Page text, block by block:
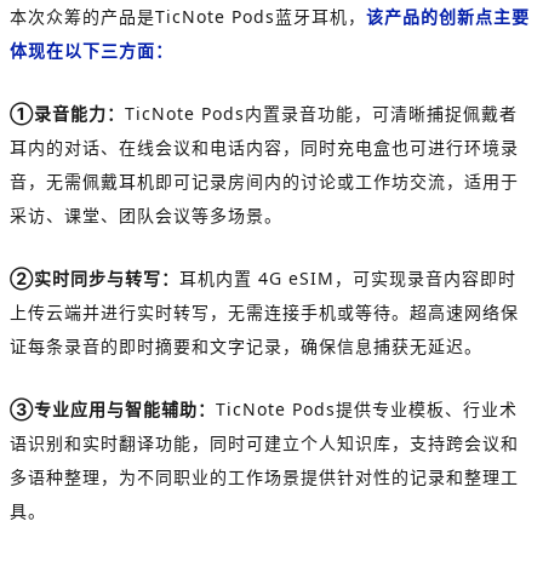
本次众筹的产品是TicNote Pods蓝牙耳机， 该产品的创新点主要
体现在以下三方面：
①录音能力： TicNote Pods内置录音功能，可清晰捕捉佩戴者
耳内的对话、在线会议和电话内容，同时充电盒也可进行环境录
音，无需佩戴耳机即可记录房间内的讨论或工作坊交流，适用于
采访、课堂、团队会议等多场景。
②实时同步与转写： 耳机内置 4G eSIM，可实现录音内容即时
上传云端并进行实时转写，无需连接手机或等待。超高速网络保
证每条录音的即时摘要和文字记录，确保信息捕获无延迟。
③专业应用与智能辅助： TicNote Pods提供专业模板、行业术
语识别和实时翻译功能，同时可建立个人知识库，支持跨会议和
多语种整理，为不同职业的工作场景提供针对性的记录和整理工
具。